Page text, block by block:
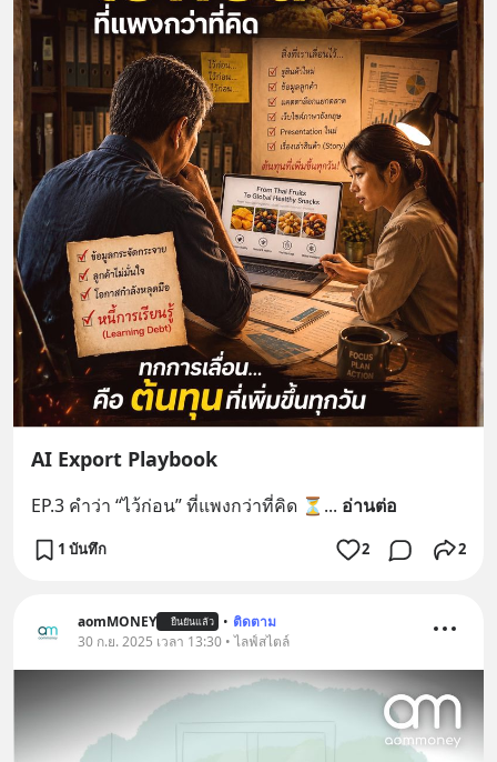
AI Export Playbook
EP.3 คำว่า “ไว้ก่อน” ที่แพงกว่าที่คิด ⏳ ... อ่านต่อ
1 บันทึก 2 2
aomMONEY ยืนยันแล้ว • ติดตาม
30 ก.ย. 2025 เวลา 13:30 • ไลฟ์สไตล์